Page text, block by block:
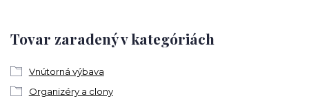
Tovar zaradený v kategóriách
Vnútorná výbava
Organizéry a clony